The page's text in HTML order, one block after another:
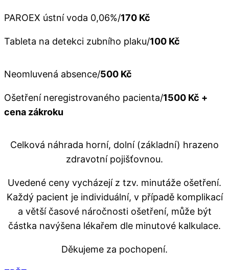
PAROEX ústní voda 0,06%/170 Kč
Tableta na detekci zubního plaku/100 Kč
Neomluvená absence/500 Kč
Ošetření neregistrovaného pacienta/1500 Kč +
cena zákroku
Celková náhrada horní, dolní (základní) hrazeno
zdravotní pojišťovnou.
Uvedené ceny vycházejí z tzv. minutáže ošetření.
Každý pacient je individuální, v případě komplikací
a větší časové náročnosti ošetření, může být
částka navýšena lékařem dle minutové kalkulace.
Děkujeme za pochopení.